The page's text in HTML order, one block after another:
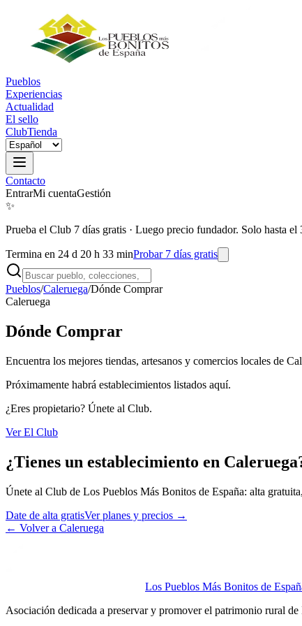
Pueblos
Experiencias
Actualidad
El sello
ClubTienda
Contacto
EntrarMi cuentaGestión
✨
Prueba el Club 7 días gratis · Luego precio fundador. Solo hasta el
Termina en 24 d 20 h 33 minProbar 7 días gratis
Pueblos/Caleruega/Dónde Comprar
Caleruega
Dónde Comprar
Encuentra los mejores tiendas, artesanos y comercios locales de
Próximamente habrá establecimientos listados aquí.
¿Eres propietario? Únete al Club.
Ver El Club
¿Tienes un establecimiento en
Únete al Club de Los Pueblos Más Bonitos de España: alta
Date de alta gratisVer planes y precios →
← Volver a Caleruega
Los Pueblos Más Bonitos de
Asociación dedicada a preservar y promover el patrimonio rural de